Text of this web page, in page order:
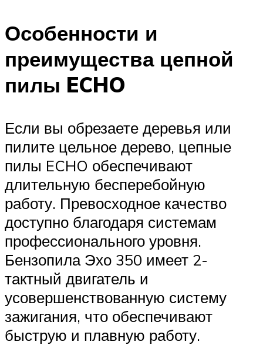
Особенности и
преимущества цепной
пилы ECHO
Если вы обрезаете деревья или
пилите цельное дерево, цепные
пилы ECHO обеспечивают
длительную бесперебойную
работу. Превосходное качество
доступно благодаря системам
профессионального уровня.
Бензопила Эхо 350 имеет 2-
тактный двигатель и
усовершенствованную систему
зажигания, что обеспечивают
быструю и плавную работу.